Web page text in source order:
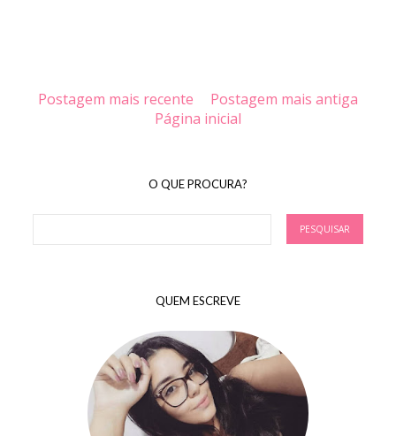
Postagem mais recente
Postagem mais antiga
Página inicial
O QUE PROCURA?
QUEM ESCREVE